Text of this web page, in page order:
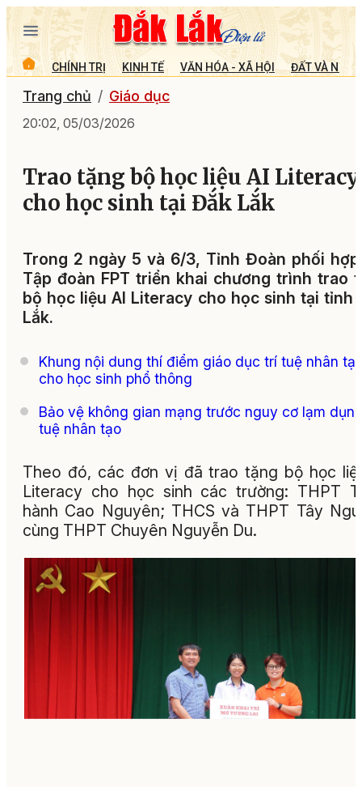
CHÍNH TRỊ KINH TẾ VĂN HÓA - XÃ HỘI ĐẤT VÀ
Trang chủ Giáo dục
20:02, 05/03/2026
Trao tặng bộ học liệu AI Literacy
cho học sinh tại Đắk Lắk
Trong 2 ngày 5 và 6/3, Tỉnh Đoàn phối
Tập đoàn FPT triển khai chương trình trao
bộ học liệu AI Literacy cho học sinh tại tỉnh
Lắk.
Khung nội dung thí điểm giáo dục trí tuệ nhân
cho học sinh phổ thông
Bảo vệ không gian mạng trước nguy cơ lạm
tuệ nhân tạo
Theo đó, các đơn vị đã trao tặng bộ học
Literacy cho học sinh các trường: THPT
hành Cao Nguyên; THCS và THPT Tây
cùng THPT Chuyên Nguyễn Du.